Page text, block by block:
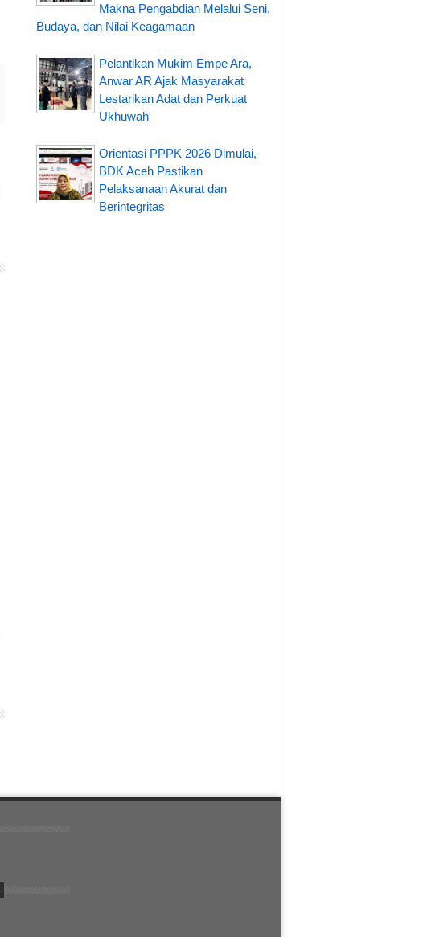
Makna Pengabdian Melalui Seni,
Budaya, dan Nilai Keagamaan
Pelantikan Mukim Empe Ara,
Anwar AR Ajak Masyarakat
Lestarikan Adat dan Perkuat
Ukhuwah
Orientasi PPPK 2026 Dimulai,
BDK Aceh Pastikan
Pelaksanaan Akurat dan
Berintegritas